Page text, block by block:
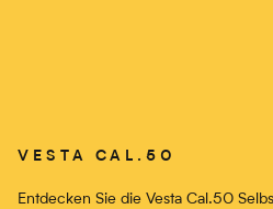
VESTA CAL.50
Entdecken Sie die Vesta Cal.50